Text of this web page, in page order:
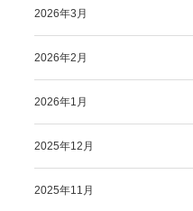
2026年3月
2026年2月
2026年1月
2025年12月
2025年11月